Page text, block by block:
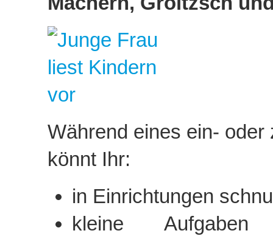
Während eines ein-
könnt Ihr:
in Einrichtungen
kleine